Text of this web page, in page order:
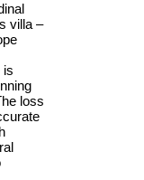
villa –
is
loss